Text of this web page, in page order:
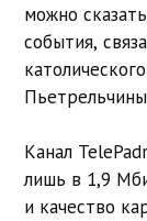
можно
события,
Канал
лишь в 1,9
и качество